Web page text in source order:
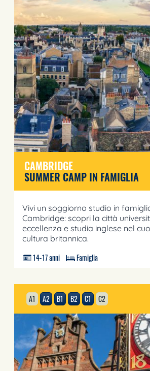
CAMBRIDGE
SUMMER CAMP IN FAMIGLIA
14-17 anni Famiglia
Vivi un soggiorno studio in
Cambridge: scopri la città
eccellenza e studia inglese nel
cultura britannica.
A1 A2 B1 B2 C1 C2